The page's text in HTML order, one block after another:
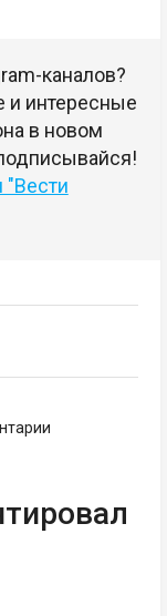
каналов?
интересные
в новом
"Вести